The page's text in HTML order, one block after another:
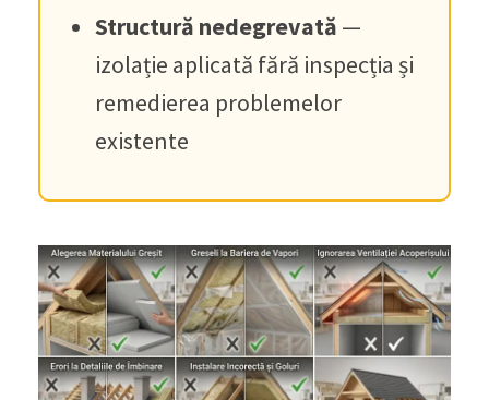
Structură nedegrevată —
izolație aplicată fără inspecția și
remedierea problemelor
existente